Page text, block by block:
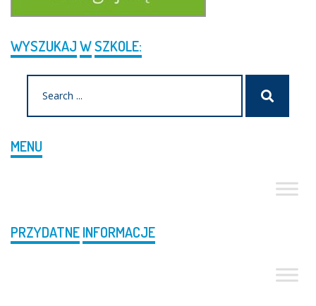
WYSZUKAJWSZKOLE:
Szukaj
MENU
PRZYDATNEINFORMACJE